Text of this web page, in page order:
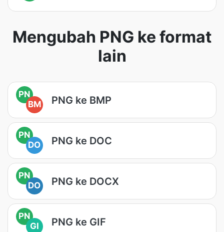
Mengubah PNG ke format
lain
PN
BM
PNG ke BMP
PN
DO
PNG ke DOC
PN
DO
PNG ke DOCX
PN
GI
PNG ke GIF